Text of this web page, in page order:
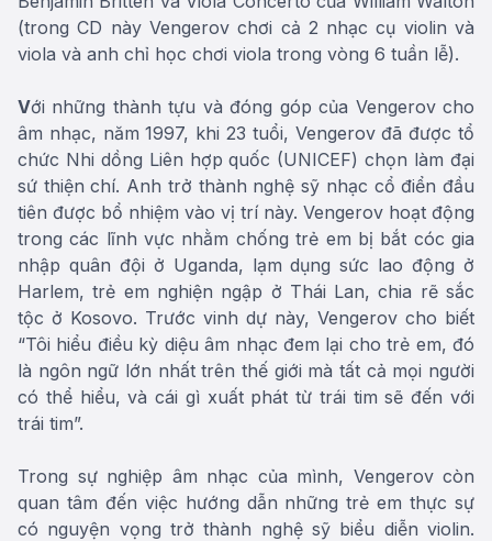
(trong CD này Vengerov chơi cả 2 nhạc cụ violin và
viola và anh chỉ học chơi viola trong vòng 6 tuần lễ).
Với những thành tựu và đóng góp của Vengerov cho
âm nhạc, năm 1997, khi 23 tuổi, Vengerov đã được tổ
chức Nhi dồng Liên hợp quốc (UNICEF) chọn làm đại
sứ thiện chí. Anh trở thành nghệ sỹ nhạc cổ điển đầu
tiên được bổ nhiệm vào vị trí này. Vengerov hoạt động
trong các lĩnh vực nhằm chống trẻ em bị bắt cóc gia
nhập quân đội ở Uganda, lạm dụng sức lao động ở
Harlem, trẻ em nghiện ngập ở Thái Lan, chia rẽ sắc
tộc ở Kosovo. Trước vinh dự này, Vengerov cho biết
“Tôi hiểu điều kỳ diệu âm nhạc đem lại cho trẻ em, đó
là ngôn ngữ lớn nhất trên thế giới mà tất cả mọi người
có thể hiểu, và cái gì xuất phát từ trái tim sẽ đến với
trái tim”.
Trong sự nghiệp âm nhạc của mình, Vengerov còn
quan tâm đến việc hướng dẫn những trẻ em thực sự
có nguyện vọng trở thành nghệ sỹ biểu diễn violin.